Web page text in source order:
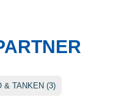
& TANKEN (3)